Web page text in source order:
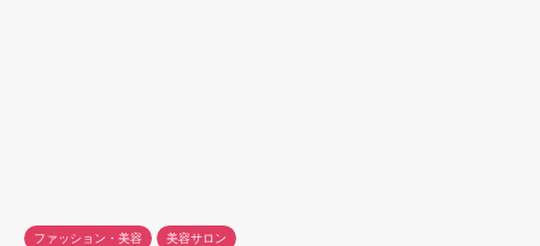
ファッション・美容 美容サロン